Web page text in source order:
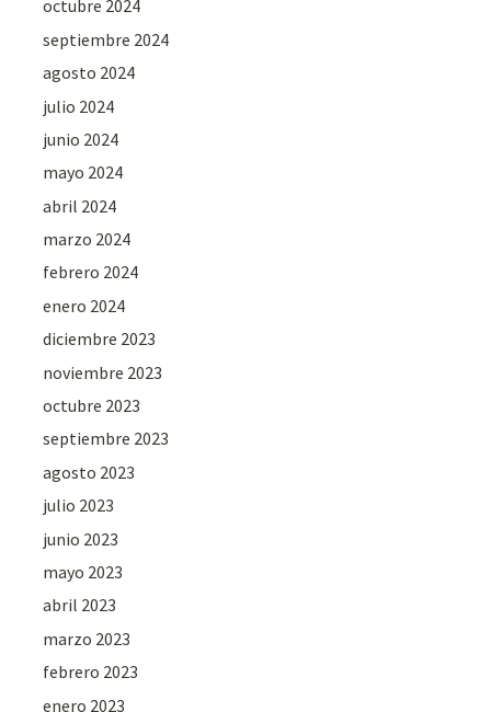
octubre 2024
septiembre 2024
agosto 2024
julio 2024
junio 2024
mayo 2024
abril 2024
marzo 2024
febrero 2024
enero 2024
diciembre 2023
noviembre 2023
octubre 2023
septiembre 2023
agosto 2023
julio 2023
junio 2023
mayo 2023
abril 2023
marzo 2023
febrero 2023
enero 2023